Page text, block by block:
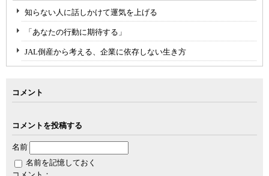
知らない人に話しかけて運気を上げる
「あなたの行動に期待する」
JAL倒産から考える、企業に依存しない生き方
コメント
コメントを投稿する
名前
名前を記憶しておく